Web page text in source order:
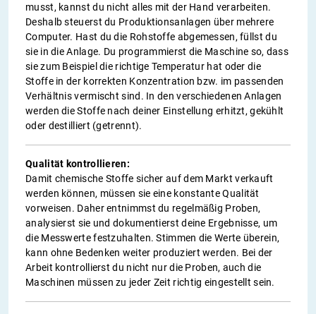
musst, kannst du nicht alles mit der Hand verarbeiten.
Deshalb steuerst du Produktionsanlagen über mehrere
Computer. Hast du die Rohstoffe abgemessen, füllst du
sie in die Anlage. Du programmierst die Maschine so, dass
sie zum Beispiel die richtige Temperatur hat oder die
Stoffe in der korrekten Konzentration bzw. im passenden
Verhältnis vermischt sind. In den verschiedenen Anlagen
werden die Stoffe nach deiner Einstellung erhitzt, gekühlt
oder destilliert (getrennt).
Qualität kontrollieren:
Damit chemische Stoffe sicher auf dem Markt verkauft
werden können, müssen sie eine konstante Qualität
vorweisen. Daher entnimmst du regelmäßig Proben,
analysierst sie und dokumentierst deine Ergebnisse, um
die Messwerte festzuhalten. Stimmen die Werte überein,
kann ohne Bedenken weiter produziert werden. Bei der
Arbeit kontrollierst du nicht nur die Proben, auch die
Maschinen müssen zu jeder Zeit richtig eingestellt sein.